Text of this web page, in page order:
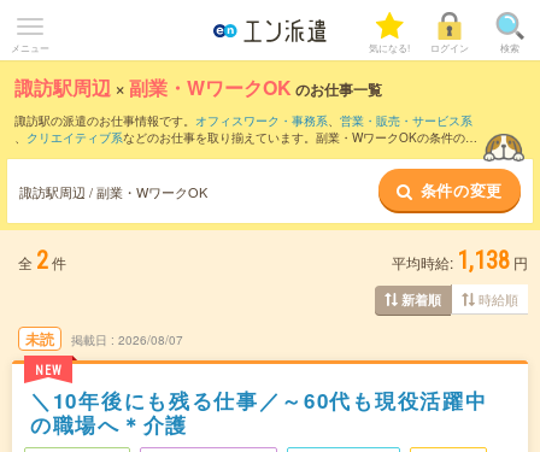
メニュー 気になる! ログイン 検索
諏訪駅周辺 ×副業・WワークOK のお仕事一覧
諏訪駅の派遣のお仕事情報です。 オフィスワーク・事務系、 営業・販売・サービス系
、 クリエイティブ系などのお仕事を取り揃えています。副業・WワークOKの条件の他
諏訪駅周辺 / 副業・WワークOK 条件の変更
全 2件 平均時給: 1,138 円
新着順 時給順
未読
NEW
掲載日 2026/08/07
＼10年後にも残る仕事／～60代も現役活躍中
の職場へ＊介護